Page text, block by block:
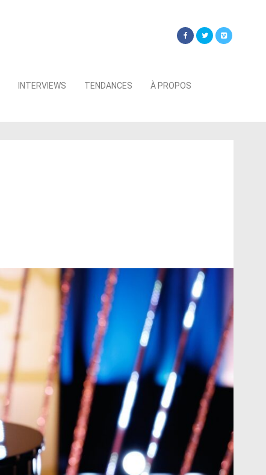
INTERVIEWS TENDANCES À PROPOS